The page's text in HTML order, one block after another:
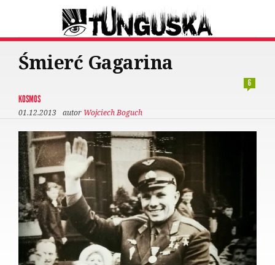
Śmierć Gagarina
6
KOSMOS
01.12.2013 autor Wojciech Boguch